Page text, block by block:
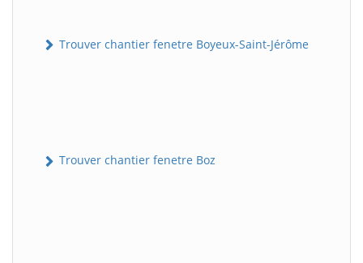
Trouver chantier fenetre Boyeux-Saint-Jérôme
Trouver chantier fenetre Boz